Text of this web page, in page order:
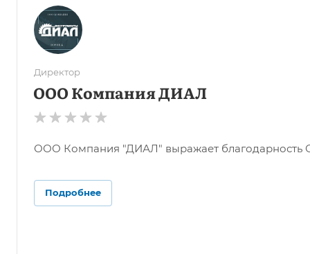
Директор
ООО Компания ДИАЛ
ООО Компания "ДИАЛ" выражает благодарность
Подробнее